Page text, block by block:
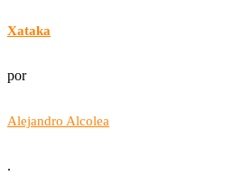
Xataka
por
Alejandro Alcolea
.